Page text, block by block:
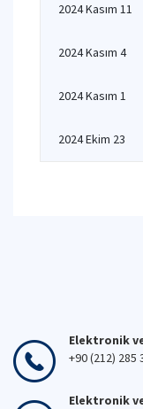
2024 Kasım 11
2024 Kasım 4
2024 Kasım 1
2024 Ekim 23
Elektronik
+90 (212) 285
Elektronik